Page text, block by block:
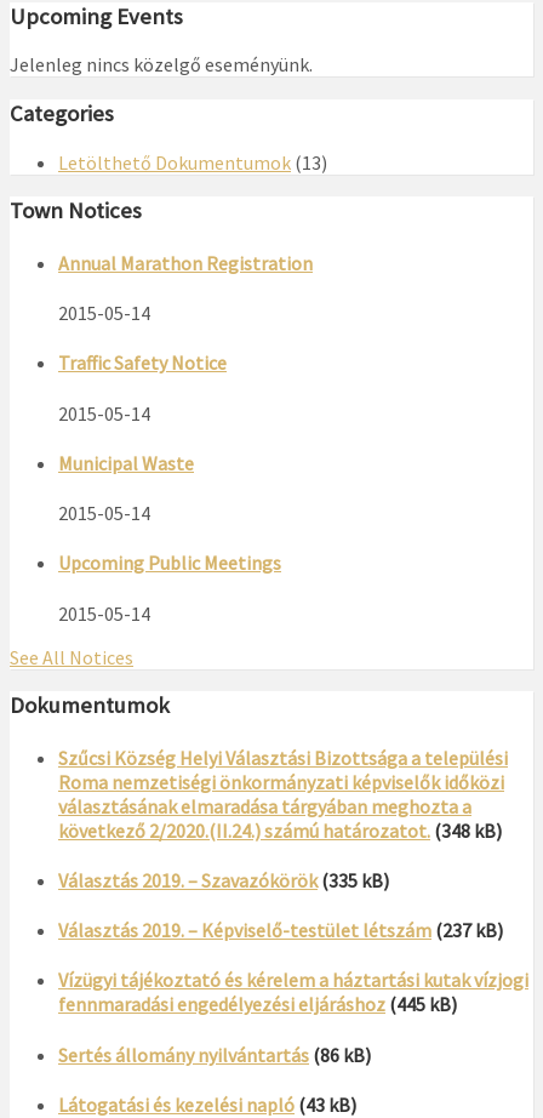
Upcoming Events
Jelenleg nincs közelgő eseményünk.
Categories
Letölthető Dokumentumok (13)
Town Notices
Annual Marathon Registration
2015-05-14
Traffic Safety Notice
2015-05-14
Municipal Waste
2015-05-14
Upcoming Public Meetings
2015-05-14
See All Notices
Dokumentumok
Szűcsi Község Helyi Választási Bizottsága a települési
Roma nemzetiségi önkormányzati képviselők időközi
választásának elmaradása tárgyában meghozta a
következő 2/2020.(II.24.) számú határozatot. (348 kB)
Választás 2019. – Szavazókörök (335 kB)
Választás 2019. – Képviselő-testület létszám (237 kB)
Vízügyi tájékoztató és kérelem a háztartási kutak vízjogi
fennmaradási engedélyezési eljáráshoz (445 kB)
Sertés állomány nyilvántartás (86 kB)
Látogatási és kezelési napló (43 kB)